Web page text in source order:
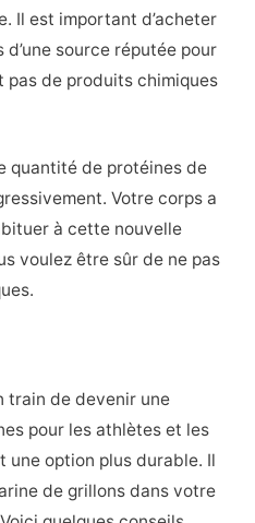
Il est important d’acheter
source réputée pour
pas de produits chimiques
quantité de protéines de
Votre corps a
à cette nouvelle
voulez être sûr de ne pas
train de devenir une
pour les athlètes et les
une option plus durable. Il
de grillons dans votre